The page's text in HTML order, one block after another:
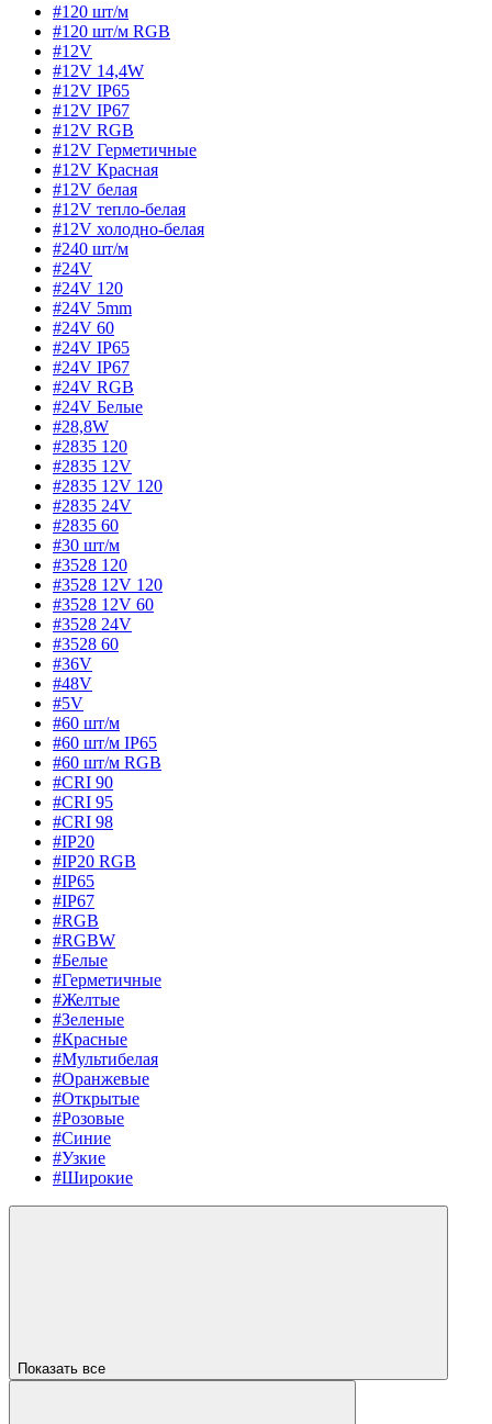
#120 шт/м
#120 шт/м RGB
#12V
#12V 14,4W
#12V IP65
#12V IP67
#12V RGB
#12V Герметичные
#12V Красная
#12V белая
#12V тепло-белая
#12V холодно-белая
#240 шт/м
#24V
#24V 120
#24V 5mm
#24V 60
#24V IP65
#24V IP67
#24V RGB
#24V Белые
#28,8W
#2835 120
#2835 12V
#2835 12V 120
#2835 24V
#2835 60
#30 шт/м
#3528 120
#3528 12V 120
#3528 12V 60
#3528 24V
#3528 60
#36V
#48V
#5V
#60 шт/м
#60 шт/м IP65
#60 шт/м RGB
#CRI 90
#CRI 95
#CRI 98
#IP20
#IP20 RGB
#IP65
#IP67
#RGB
#RGBW
#Белые
#Герметичные
#Желтые
#Зеленые
#Красные
#Мультибелая
#Оранжевые
#Открытые
#Розовые
#Синие
#Узкие
#Широкие
Показать все